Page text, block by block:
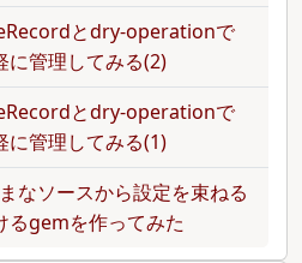
とdry-operationで
に管理してみる(2)
とdry-operationで
に管理してみる(1)
なソースから設定を束ねる
るgemを作ってみた